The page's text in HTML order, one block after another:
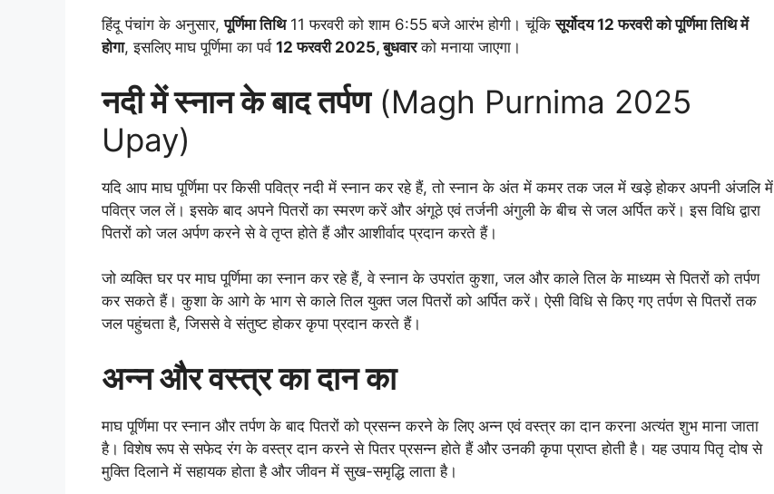
हिंदू पंचांग के अनुसार,पूर्णिमा तिथि11 फरवरी को शाम 6:55 बजे आरंभ होगी। चूंकिसूर्योदय 12 फरवरी को पूर्णिमा तिथि में
होगा, इसलिए माघ पूर्णिमा का पर्व 12 फरवरी 2025, बुधवारको मनाया जाएगा।
नदी में स्नान के बाद तर्पण(Magh Purnima 2025
Upay)
यदि आप माघ पूर्णिमा पर किसी पवित्र नदी में स्नान कर रहे हैं, तो स्नान के अंत में कमर तक जल में खड़े होकर अपनी अंजलि में
पवित्र जल लें। इसके बाद अपने पितरों का स्मरण करें और अंगूठे एवं तर्जनी अंगुली के बीच से जल अर्पित करें। इस विधि द्वारा
पितरों को जल अर्पण करने से वे तृप्त होते हैं और आशीर्वाद प्रदान करते हैं।
जो व्यक्ति घर पर माघ पूर्णिमा का स्नान कर रहे हैं, वे स्नान के उपरांत कुशा, जल और काले तिल के माध्यम से पितरों को तर्पण
कर सकते हैं। कुशा के आगे के भाग से काले तिल युक्त जल पितरों को अर्पित करें। ऐसी विधि से किए गए तर्पण से पितरों तक
जल पहुंचता है, जिससे वे संतुष्ट होकर कृपा प्रदान करते हैं।
अन्न और वस्त्रकादान का
माघ पूर्णिमा पर स्नान और तर्पण के बाद पितरों को प्रसन्न करने के लिए अन्न एवं वस्त्र का दान करना अत्यंत शुभ माना जाता
है। विशेष रूप से सफेद रंग के वस्त्र दान करने से पितर प्रसन्न होते हैं और उनकी कृपा प्राप्त होती है। यह उपाय पितृ दोष से
मुक्ति दिलाने में सहायक होता है और जीवन में सुख-समृद्धि लाता है।